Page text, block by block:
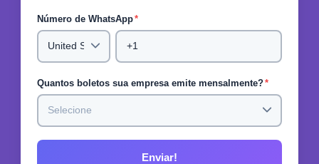
Número de WhatsApp*
Quantos boletos sua empresa emite mensalmente?*